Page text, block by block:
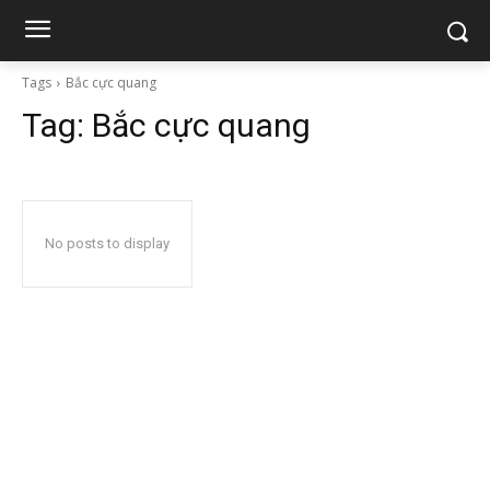
Tags Bắc cực quang
Tag: Bắc cực quang
No posts to display